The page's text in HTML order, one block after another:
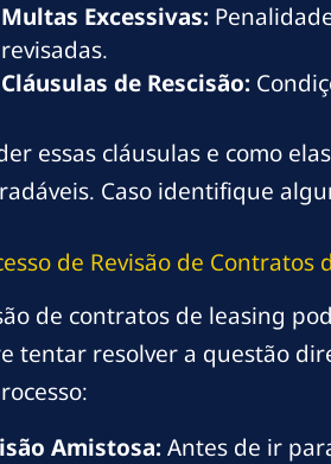
Multas Excessivas:
revisadas.
Cláusulas de Rescisão:
essas cláusulas e como
Caso identifique
de Revisão de Contratos
de contratos de leasing
tentar resolver a questão
Amistosa:Antes de ir